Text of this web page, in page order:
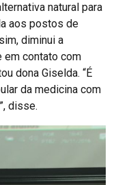
natural para
aos postos de
diminui a
em contato com
dona Giselda. “É
da medicina com
disse.